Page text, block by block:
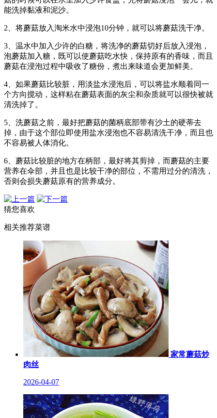
能洗掉黏液和泥沙。
2、将蘑菇放入淘米水中浸泡10分钟，就可以将蘑菇洗干净。
3、温水中加入少许的白糖，将洗净的蘑菇切好后放入浸泡，
泡蘑菇加入糖，既可以使蘑菇吃水快，保持原有的香味，而且
蘑菇在浸泡过程中吸收了糖份，煮出来味道会更加鲜美。
4、如果蘑菇比较脏，用淡盐水浸泡后，可以将盐水顺着同一
个方向搅动，这样粘在蘑菇表面的灰尘和杂质就可以很快被就
清洗掉了。
5、洗蘑菇之前，最好把蘑菇的菌柄底部带有沙土的硬蒂去
掉，由于这个部位即使用盐水浸泡也不容易清洗干净，而且也
不容易被人体消化。
6、蘑菇比较脏的地方在柄部，最好将其剪掉，而蘑菇的主要
营养在伞部，并且也是比较干净的部位，不需用过分的清洗，
否则会损失蘑菇原有的营养成分。
猜您喜欢
相关推荐菜谱
家常蘑菇炒
肉丝
2026-04-07